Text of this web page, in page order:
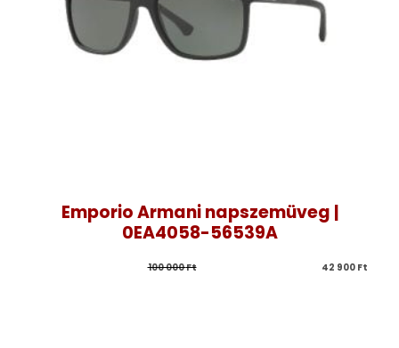
Emporio Armani napszemüveg |
0EA4058-56539A
100 000 Ft 42 900 Ft